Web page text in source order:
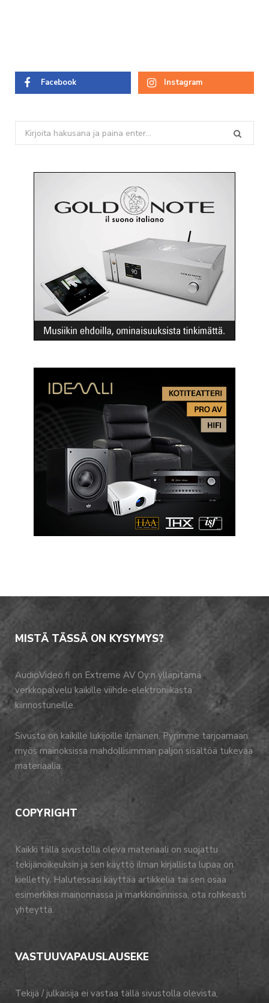
Facebook Instagram
Search
for:
MISTÄ TÄSSÄ ON KYSYMYS?
AudioVideo.fi on Extreme AV Oy:n ylläpitämä
verkkopalvelu kaikille viihde-elektroniikasta
kiinnostuneille.
Sivusto on kaikille lukijoille ilmainen. Pyrimme tarjoamaan
myös mainoksissa mahdollisimman paljon sisältöä tukevaa
materiaalia.
COPYRIGHT
Kaikki tällä sivustolla oleva materiaali on suojattu
tekijänoikeuksin ja sen käyttö ilman kirjallista lupaa on
kielletty. Halutessasi käyttää artikkelia tai sen osaa
esimerkiksi mainonnassa ja markkinoinnissa, ota rohkeasti
yhteyttä.
VASTUUVAPAUSLAUSEKE
Tekijä / julkaisija ei vastaa tällä sivustolla olevista,